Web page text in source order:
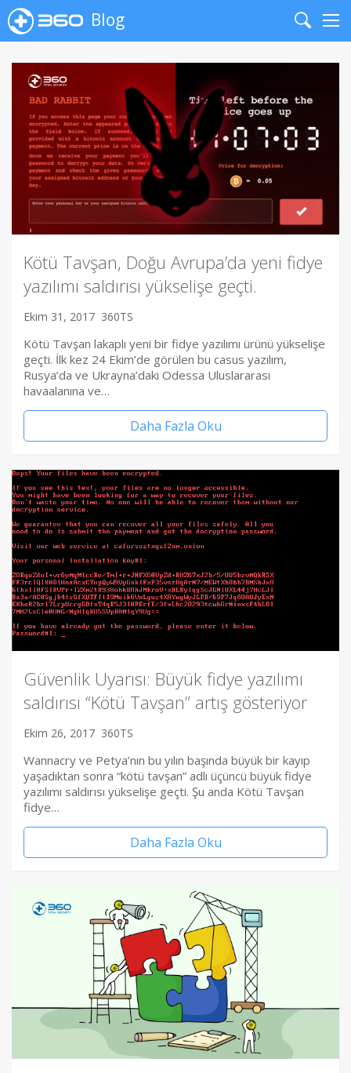
Blog
Search
Kötü Tavşan, Doğu Avrupa’da yeni fidye
yazılımı saldırısı yükselişe geçti.
Ekim 31, 2017 360TS
Kötü Tavşan lakaplı yeni bir fidye yazılımı ürünü yükselişe
geçti. İlk kez 24 Ekim’de görülen bu casus yazılım,
Rusya’da ve Ukrayna’daki Odessa Uluslararası
havaalanına ve…
Daha Fazla Oku
Güvenlik Uyarısı: Büyük fidye yazılımı
saldırısı “Kötü Tavşan” artış gösteriyor
Ekim 26, 2017 360TS
Wannacry ve Petya’nın bu yılın başında büyük bir kayıp
yaşadıktan sonra “kötü tavşan” adlı üçüncü büyük fidye
yazılımı saldırısı yükselişe geçti. Şu anda Kötü Tavşan
fidye…
Daha Fazla Oku